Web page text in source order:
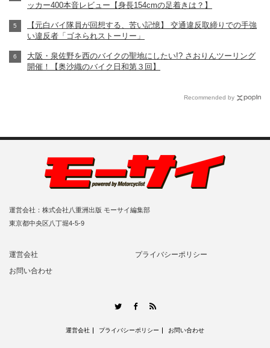
ッカー400本音レビュー【身長154cmの足着きは？】
【元白バイ隊員が回想する、苦い記憶】 交通違反取締りでの手強
い違反者「ゴネられストーリー」
大阪・泉佐野を西のバイクの聖地にしたい!? さおりんツーリング
開催！【奥沙織のバイク日和第３回】
Recommended by
運営会社：株式会社八重洲出版 モーサイ編集部
東京都中央区八丁堀4-5-9
運営会社
プライバシーポリシー
お問い合わせ
TwitterFacebook
運営会社 プライバシーポリシー お問い合わせ